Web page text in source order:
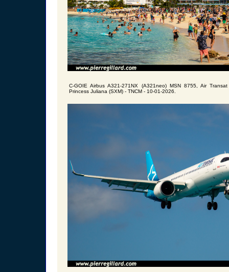
C-GOIE Airbus A321-271NX (A321neo) MSN 8755, Air
Princess Juliana (SXM) - TNCM - 10-01-2026.